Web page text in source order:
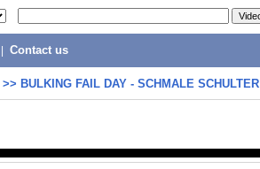
Contact us
>> BULKING FAIL DAY - SCHMALE SCHULTER